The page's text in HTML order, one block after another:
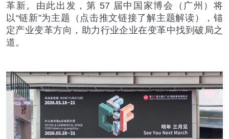
革新。由此出发，第 57 届中国家博会（广州）将
以“链新”为主题（点击推文链接了解主题解读），锚
定产业变革方向，助力行业企业在变革中找到破局之
道。